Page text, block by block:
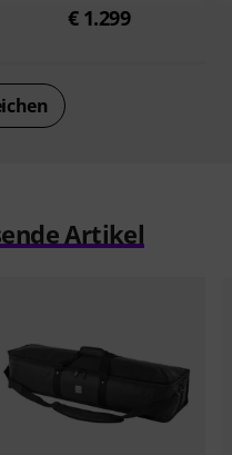
€ 1.299
Artikel